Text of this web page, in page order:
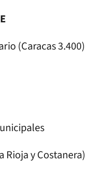
(Caracas 3.400)
Rioja y Costanera)